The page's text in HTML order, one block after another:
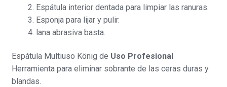
Espátula interior dentada para limpiar las ranuras.
Esponja para lijar y pulir.
lana abrasiva basta.
Espátula Multiuso König de Uso Profesional
Herramienta para eliminar sobrante de las ceras duras y
blandas.